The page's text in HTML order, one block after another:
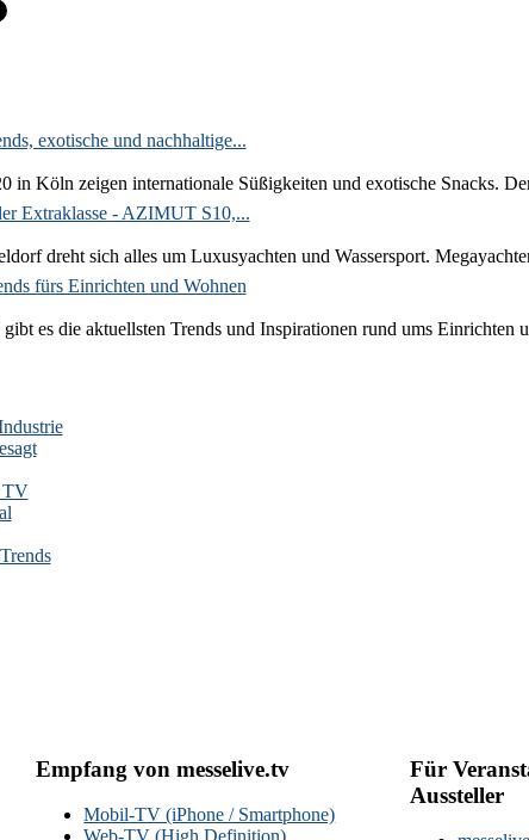
exotische und nachhaltige...
in Köln zeigen internationale Süßigkeiten und exotische Snacks.
Extraklasse - AZIMUT S10,...
dreht sich alles um Luxusyachten und Wassersport.
fürs Einrichten und Wohnen
es die aktuellsten Trends und Inspirationen rund ums Einrichten
TV
Empfang von messelive.tv
Mobil-TV (iPhone / Smartphone)
Für
Aussteller